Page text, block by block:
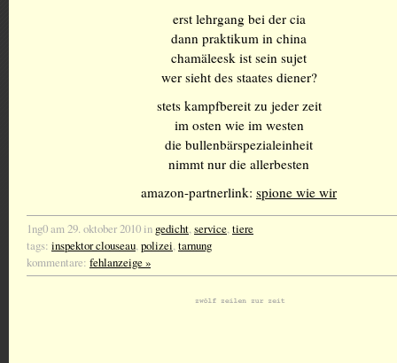
erst lehrgang bei der cia
dann praktikum in china
chamäleesk ist sein sujet
wer sieht des staates diener?
stets kampfbereit zu jeder zeit
im osten wie im westen
die bullenbärspezialeinheit
nimmt nur die allerbesten
amazon-partnerlink: spione wie wir
1ng0 am 29. oktober 2010 in gedicht,service,tiere
tags: inspektor clouseau,polizei,tarnung
kommentare: fehlanzeige »